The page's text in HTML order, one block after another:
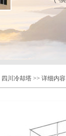
四川冷却塔>> 详细内容